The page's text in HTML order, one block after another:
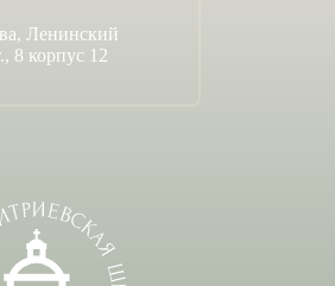
Ленинский
8 корпус 12